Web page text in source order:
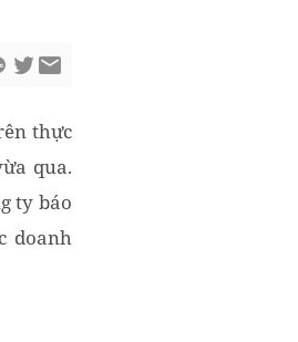
thực
qua.
ty báo
doanh